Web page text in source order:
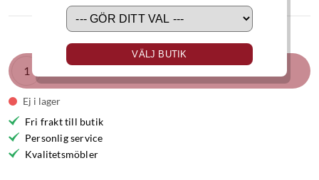
VÄLJ BUTIK
Ej i lager
Fri frakt till butik
Personlig service
Kvalitetsmöbler